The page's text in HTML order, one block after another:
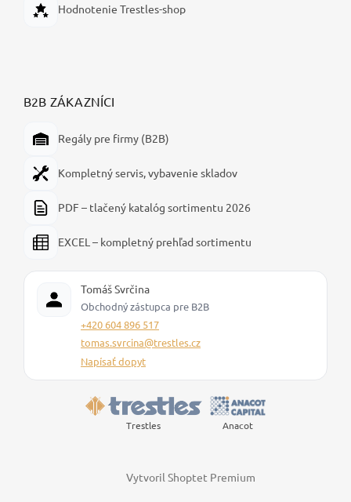
Hodnotenie Trestles-shop
B2B ZÁKAZNÍCI
Regály pre firmy (B2B)
Kompletný servis, vybavenie skladov
PDF – tlačený katalóg sortimentu 2026
EXCEL – kompletný prehľad sortimentu
Tomáš Svrčina
Obchodný zástupca pre B2B
+420 604 896 517
tomas.svrcina@trestles.cz
Napísať dopyt
Trestles Anacot
Vytvoril Shoptet Premium